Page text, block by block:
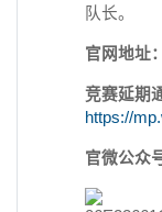
队长。
官网地址：
竞赛延期
https://
官微公众